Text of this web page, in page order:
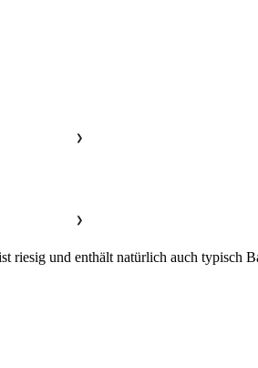
und enthält natürlich auch typisch
❯
❯